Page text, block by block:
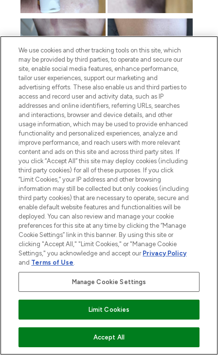
ZUM WARENKORB HINZUFÜGEN
We use cookies and other tracking tools on this site, which
may be provided by third parties, to operate and secure our
site, enable social media features, enhance performance,
tailor user experiences, support our marketing and
advertising efforts. These also enable us and third parties to
access and record user and activity data, such as IP
addresses and online identifiers, referring URLs, searches
and interactions, browser and device details, and other
usage information, which may be used to provide enhanced
functionality and personalized experiences, analyze and
improve performance, and reach users with more relevant
content and ads on this site and across third party sites. If
you click “Accept All” this site may deploy cookies (including
third party cookies) for all of these purposes. If you click
“Limit Cookies,” your IP address and other browsing
information may still be collected but only cookies (including
third party cookies) that are necessary to operate, secure and
enable default website features and functionalities will be
deployed. You can also review and manage your cookie
preferences for this site at any time by clicking the “Manage
Cookie Settings” link in this banner. By using this site or
clicking "Accept All," "Limit Cookies," or "Manage Cookie
Settings," you acknowledge and accept our Privacy Policy
and Terms of Use.
Manage Cookie Settings
Limit Cookies
Accept All